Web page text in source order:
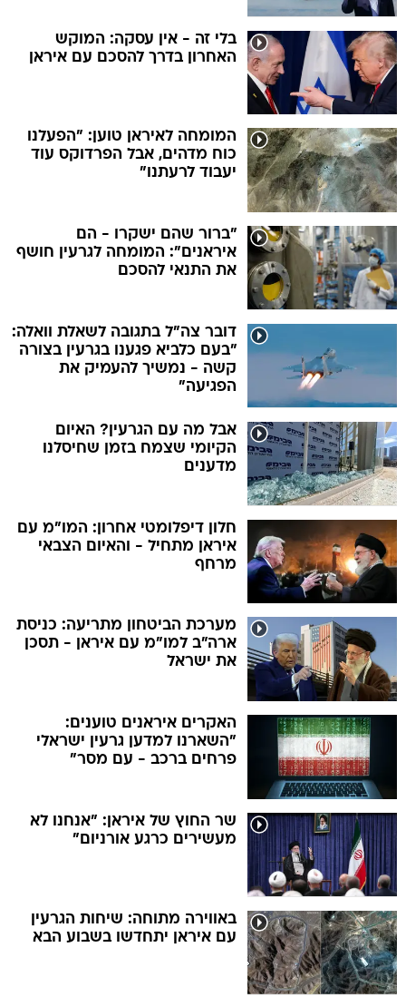
בלי זה - אין עסקה: המוקש
האחרון בדרך להסכם עם איראן
המומחה לאיראן טוען: "הפעלנו
כוח מדהים, אבל הפרדוקס עוד
יעבוד לרעתנו"
"ברור שהם ישקרו - הם
איראנים": המומחה לגרעין חושף
את התנאי להסכם
דובר צה"ל בתגובה לשאלת וואלה:
"בעם כלביא פגענו בגרעין בצורה
קשה - נמשיך להעמיק את
הפגיעה"
אבל מה עם הגרעין? האיום
הקיומי שצמח בזמן שחיסלנו
מדענים
חלון דיפלומטי אחרון: המו"מ עם
איראן מתחיל - והאיום הצבאי
מרחף
מערכת הביטחון מתריעה: כניסת
ארה"ב למו"מ עם איראן - תסכן
את ישראל
האקרים איראנים טוענים:
"השארנו למדען גרעין ישראלי
פרחים ברכב - עם מסר"
שר החוץ של איראן: "אנחנו לא
מעשירים כרגע אורניום"
באווירה מתוחה: שיחות הגרעין
עם איראן יתחדשו בשבוע הבא